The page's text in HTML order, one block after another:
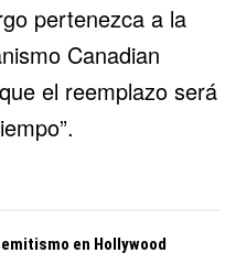
pertenezca a la
Canadian
el reemplazo será
en Hollywood